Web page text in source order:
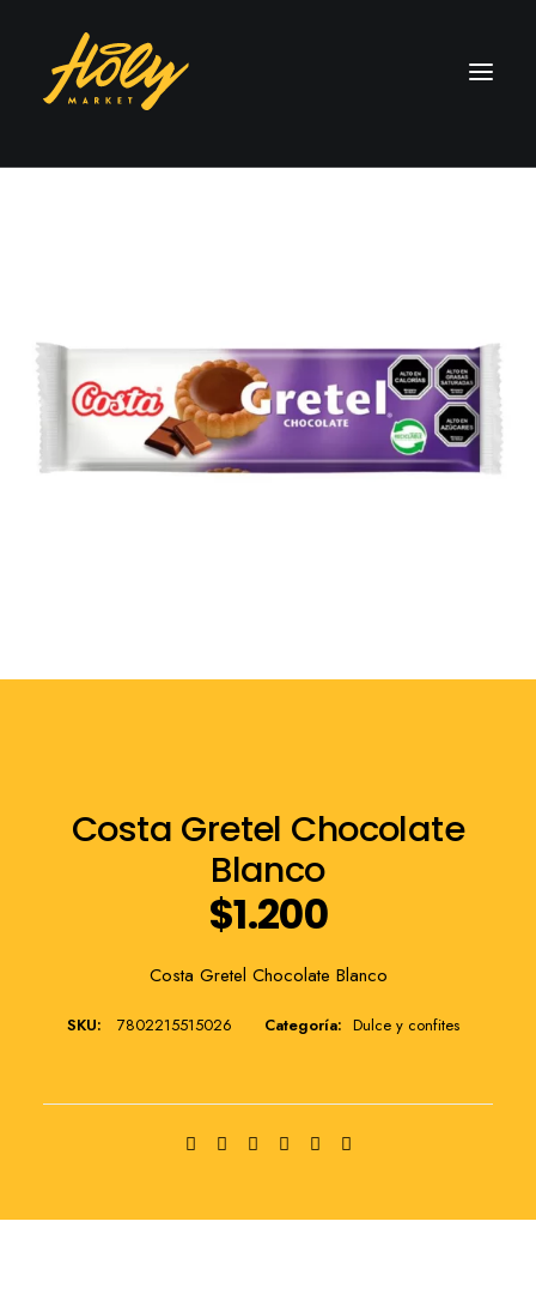
Costa Gretel Chocolate
Blanco
$1.200
Costa Gretel Chocolate Blanco
SKU: 7802215515026 Categoría: Dulce y confites